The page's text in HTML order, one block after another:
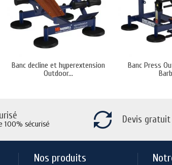
Banc decline et hyperextension
Outdoor...
Banc Press
100% sécurisé Devis gratuit
Nos produits